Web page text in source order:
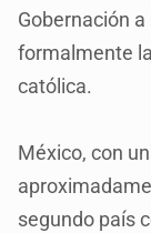
Gobernación
formalmente
católica.
México, con
segundo país